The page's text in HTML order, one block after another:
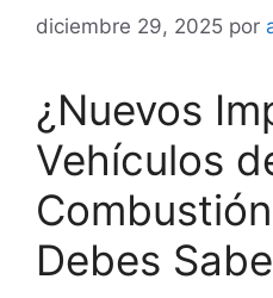
diciembre 29, 2025 por
¿Nuevos
Vehículos
Debes